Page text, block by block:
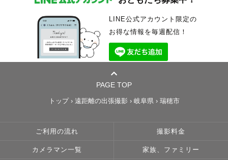
LINE公式アカウント限定の
お得な情報を毎週配信！
PAGE TOP
トップ› 遠距離の出張撮影 › 岐阜県› 瑞穂市
ご利用の流れ 撮影料金
カメラマン一覧 家族、ファミリー